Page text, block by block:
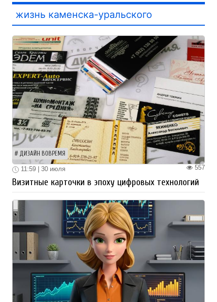
жизнь каменска-уральского
ДИЗАЙН ВОВРЕМЯ
557
11:59 | 30 июля
Визитные карточки в эпоху цифровых технологий